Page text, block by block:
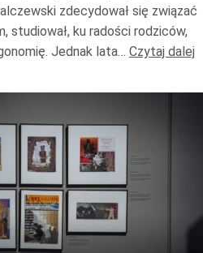
zdecydował się związać
studiował, ku radości rodziców,
Jednak lata… Czytaj dalej